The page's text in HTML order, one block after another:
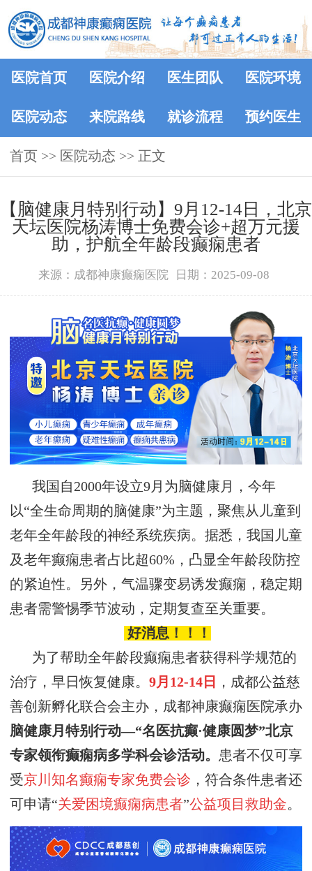
医院首页 医院介绍 医生团队 医院环境
医院动态 来院路线 就诊流程 预约医生
首页 >> 医院动态 >> 正文
【脑健康月特别行动】9月12-14日，北京
天坛医院杨涛博士免费会诊+超万元援
助，护航全年龄段癫痫患者
来源：成都神康癫痫医院 日期：2025-09-08
我国自2000年设立9月为脑健康月，今年
以“全生命周期的脑健康”为主题， ‌聚焦从儿童到
老年全年龄段的神经系统疾病。据悉，我国儿童
及老年癫痫患者占比超60%，凸显全年龄段防控
的紧迫性。
另外，气温骤变易诱发癫痫，稳定期
患者需警惕季节波动，定期复查至关重要。
好消息！！！
为了帮助全年龄段癫痫患者获得科学规范的
治疗，早日恢复健康。 9月12-14日 ， 成都公益慈
善创新孵化联合会主办， 成都神康癫痫医院承办
脑健康月 特别行动—“名医抗癫·健康圆梦”北京
专家领衔癫痫病多学科会诊活动。 患者不仅可享
受京川知名癫痫专家免费会诊 ，符合条件患者还
可申请“关爱困境癫痫病患者”公益项目救助金。